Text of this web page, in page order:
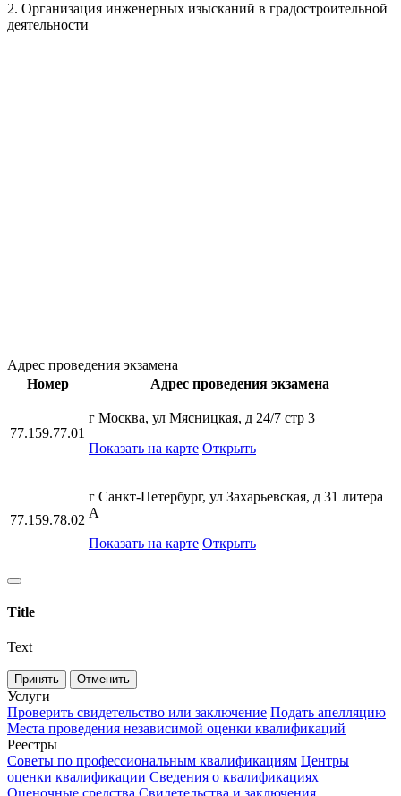
2. Организация инженерных изысканий в градостроительной
деятельности
Адрес проведения экзамена
Номер
Адрес проведения экзамена
77.159.77.01
г Москва, ул Мясницкая, д 24/7 стр 3
Показать на карте Открыть
77.159.78.02
г Санкт-Петербург, ул Захарьевская, д 31 литера
А
Показать на карте Открыть
Title
Text
Принять Отменить
Услуги
Проверить свидетельство или заключение Подать апелляцию
Места проведения независимой оценки квалификаций
Реестры
Советы по профессиональным квалификациям Центры
оценки квалификации Сведения о квалификациях
Оценочные средства Свидетельства и заключения